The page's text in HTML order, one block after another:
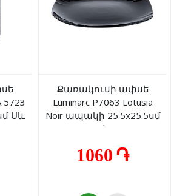
5723
Սև
Քառակուսի ափսե
Luminarc P7063 Lotusia
Noir ապակի 25.5x25.5սմ
սև
1060 ֏